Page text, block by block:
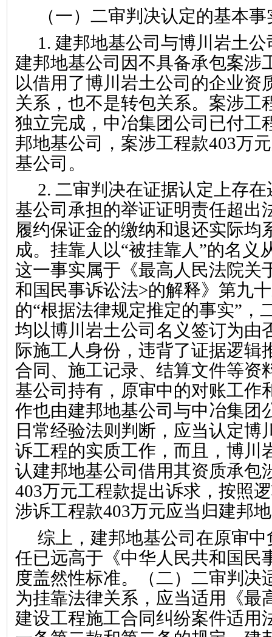
（一） 二审判决认定的基本
1. 建邦地基公司与博川岩土
建邦地基公司因不具备承包案涉
以借用了博川岩土公司的企业资
关系，也不是转包关系。案涉工
独立完成，中冶集团公司已付工
邦地基公司，案涉工程款403万
基公司。
2. 二审判决在证据认定上存
基公司承担的举证证明责任超出
履约保证金的缴纳和退还实际均
成。挂靠人以“被挂靠人 ”的名义
这一事实属于《最高人民法院关
和国民事诉讼法>的解释》第九
的“根据法律规定推定的事实” ，
均以博川岩土公司名义签订为由
际施工人身份，违背了证据逻辑
合同、施工记录、结算文件等资
基公司持有，原审中的对账工作
作也由建邦地基公司与中冶集团
日常经验法则判断，应当认定博
诉工程的实质工作，而且，博川
认建邦地基公司借用其资质承包
403万元工程款提出诉求，按照
涉诉工程款403万元应当归建邦
综上，建邦地基公司在原审
任已远高于《中华人民共和国民
度盖然性标准。（二）二审判决
为挂靠法律关系，应当适用《最
建设工程施工合同纠纷案件适用